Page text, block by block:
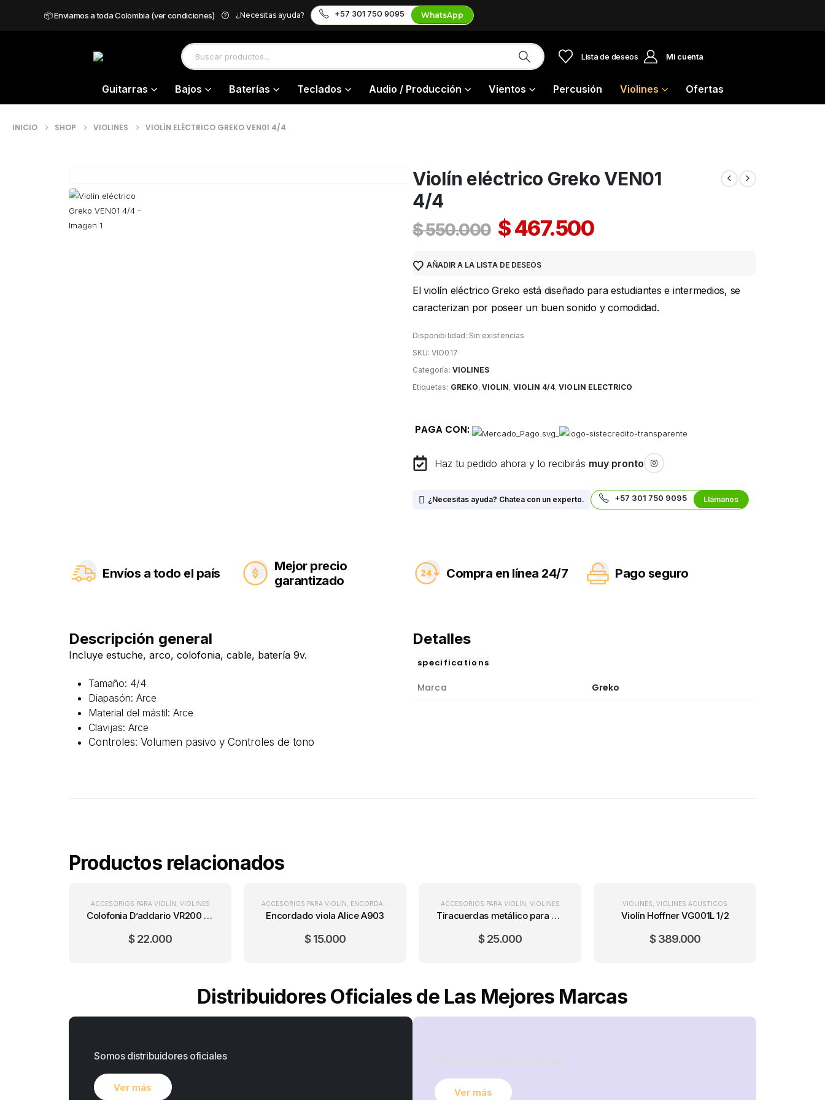
📦 Enviamos a toda Colombia (ver condiciones) ¿Necesitas ayuda? +57 301 750 9095 WhatsApp
Lista de deseos Mi cuenta
Guitarras Bajos Baterías Teclados Audio / Producción Vientos Percusión Violines Ofertas
INICIO SHOP VIOLINES VIOLÍN ELÉCTRICO GREKO VEN01 4/4
Violín eléctrico Greko VEN01
4/4
$550.000 $467.500
AÑADIR A LA LISTA DE DESEOS
El violín eléctrico Greko está diseñado para estudiantes e intermedios, se
caracterizan por poseer un buen sonido y comodidad.
Disponibilidad: Sin existencias
SKU:VIO017
Categoría: VIOLINES
Etiquetas: GREKO,VIOLIN, VIOLIN 4/4,VIOLIN ELECTRICO
PAGA CON:
Haz tu pedido ahora y lo recibirás muy pronto
¿Necesitas ayuda? Chatea con un experto. +57 301 750 9095 Llámanos
Envíos a todo el país
Mejor precio
garantizado
Compra en línea 24/7 Pago seguro
Descripción general
Incluye estuche, arco, colofonia, cable, batería 9v.
Tamaño: 4/4
Diapasón: Arce
Material del mástil: Arce
Clavijas: Arce
Controles: Volumen pasivo y Controles de tono
Detalles
specifications
Marca Greko
Productos relacionados
ACCESORIOS PARA VIOLÍN VIOLINES
Colofonia D’addario VR200 Natural Ligth
$22.000
ACCESORIOS PARA VIOLÍN ENCORDADOS DE VIOLÍN VIOLINES
Encordado viola Alice A903
$15.000
ACCESORIOS PARA VIOLÍN VIOLINES
Tiracuerdas metálico para violín 4/4
$25.000
VIOLINES VIOLINES ACÚSTICOS
Violín Hoffner VG001L 1/2
$389.000
Distribuidores Oficiales de Las Mejores Marcas
Somos distribuidores oficiales
Ver más
Somos distribuidores oficiales
Ver más